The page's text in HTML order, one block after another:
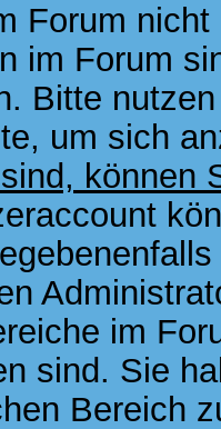
Forum
im Forum
Bitte
um sich
können
im
sind. Sie
Bereich